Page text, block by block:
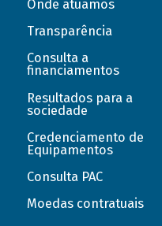
Onde atuamos
Transparência
Consulta a
financiamentos
Resultados para a
sociedade
Credenciamento de
Equipamentos
Consulta PAC
Moedas contratuais